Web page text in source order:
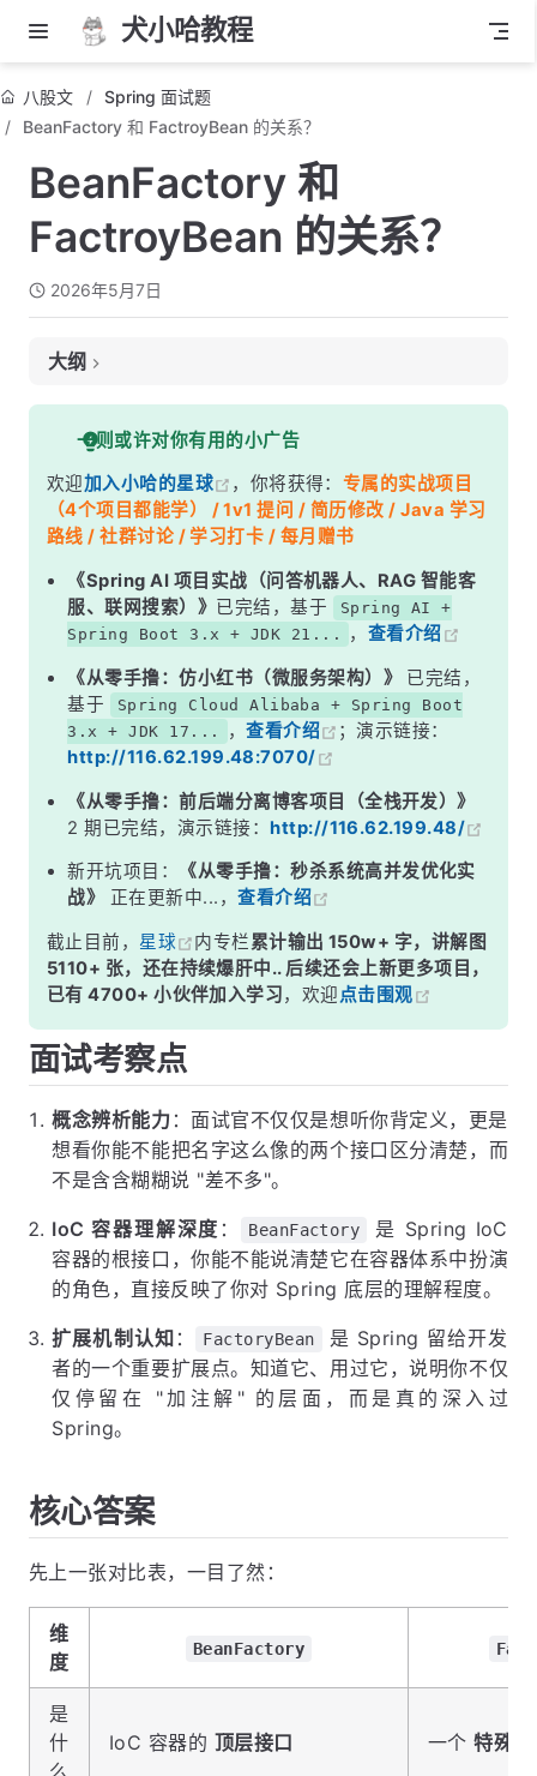
犬小哈教程
八股文
Spring 面试题
BeanFactory 和 FactroyBean 的关系？
BeanFactory 和
FactroyBean 的关系？
2026年5月7日
大纲
面试考察点
核心答案
深度解析
一、BeanFactory —— Spring 的 &quot;总工厂&quot;
二、FactoryBean —— 特殊的 &quot;定制工人&quot;
三、关键区别：注册的是谁，拿到的是谁？
五、常见误区
面试高频追问
记忆口诀
总结
一则或许对你有用的小广告
欢迎加入小哈的星球 ，你将获得： 专属的实战项目
（4个项目都能学） / 1v1 提问 / 简历修改 / Java 学习
路线 / 社群讨论 / 学习打卡 / 每月赠书
《Spring AI 项目实战（问答机器人、RAG 智能客
服、联网搜索）》 已完结，基于
Spring AI +
Spring Boot 3.x + JDK 21...
， 查看介绍
《从零手撸：仿小红书（微服务架构）》
已完结，
基于
Spring Cloud Alibaba + Spring Boot
3.x + JDK 17...
，查看介绍
；演示链接：
http://116.62.199.48:7070/
《从零手撸：前后端分离博客项目（全栈开发）》
2 期已完结，演示链接：http://116.62.199.48/
新开坑项目：
《从零手撸：秒杀系统高并发优化实
战》
正在更新中...，查看介绍
截止目前， 星球 内专栏累计输出 150w+ 字，讲解图
5110+ 张，还在持续爆肝中.. 后续还会上新更多项目，
已有 4700+ 小伙伴加入学习，欢迎点击围观
面试考察点
概念辨析能力 ：面试官不仅仅是想听你背定义，更是
想看你能不能把名字这么像的两个接口区分清楚，而
不是含含糊糊说 "差不多"。
IoC 容器理解深度 ： BeanFactory
是 Spring IoC
容器的根接口，你能不能说清楚它在容器体系中扮演
的角色，直接反映了你对 Spring 底层的理解程度。
扩展机制认知 ： FactoryBean
是 Spring 留给开发
者的一个重要扩展点。知道它、用过它，说明你不仅
仅停留在 "加注解" 的层面，而是真的深入过
Spring。
核心答案
先上一张对比表，一目了然：
维
度
BeanFactory
是
什
IoC 容器的 顶层接口 一个特殊